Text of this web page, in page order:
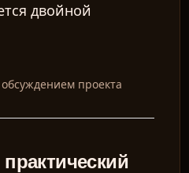
двойной
проекта